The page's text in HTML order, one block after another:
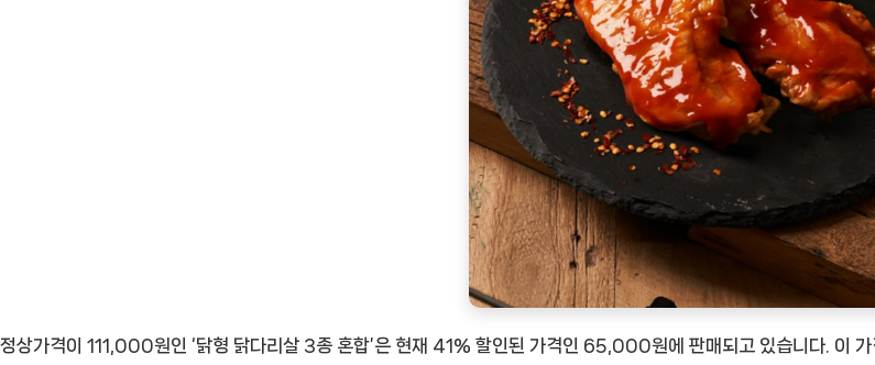
정상가격이 111,000원인 ‘닭형 닭다리살 3종 혼합’은 현재 41% 할인된 가격인 65,000원에 판매되고 있습니다. 이